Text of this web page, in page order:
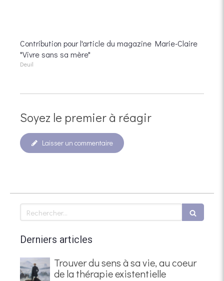
Contribution pour l'article du magazine Marie-Claire
"Vivre sans sa mère"
Deuil
Soyez le premier à réagir
Laisser un commentaire
Rechercher
Derniers articles
Trouver du sens à sa vie, au coeur
de la thérapie existentielle